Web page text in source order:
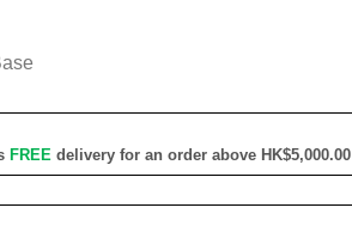
FREEdelivery for an order above HK$5,000.00